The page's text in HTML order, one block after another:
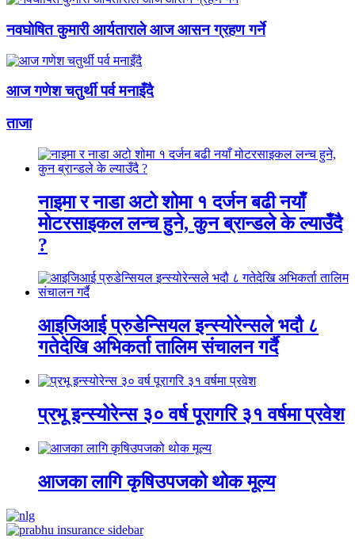
नवघोषित कुमारी आर्यताराले आज आसन ग्रहण गर्ने
आज गणेश चतुर्थी पर्व मनाइँदै
ताजा
नाइमा र नाडा अटो शोमा १ दर्जन बढी नयाँ
मोटरसाइकल लन्च हुने, कुन ब्रान्डले के ल्याउँदै
?
आइजिआई प्रुडेन्सियल इन्स्योरेन्सले भदौ ८
गतेदेखि अभिकर्ता तालिम संचालन गर्दै
प्रभू इन्स्योरेन्स ३० वर्ष पूरागरि ३१ वर्षमा प्रवेश
आजका लागि कृषिउपजको थोक मूल्य